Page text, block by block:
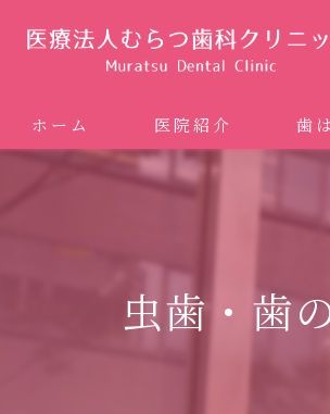
ホーム 医院紹介 歯
虫歯・歯